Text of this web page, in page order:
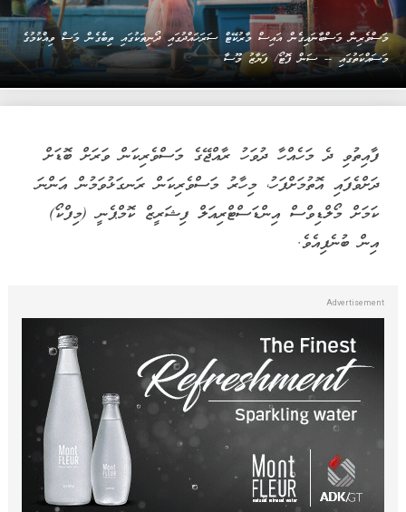
މަސްވެރިން މަސްބާނައިގެން އައިސް މާރުކޭޓް ސަރަހައްދުގައި ދޯނިތަކުގައި ތިބެގެން މަސް ވިއްކުމުގެ
މަސައްކަތުގައި -- ސަން ފޮޓޯ/ ފަޔާޒު މޫސާ
ފާއިތުވި ދެ މަހެއްހާ ދުވަހު ރާއްޖޭގެ މަސްވެރިކަން ވަރަށް ބޮޑަށް
ދަށްވެފައި އޮތުމަށްފަހު، މިހާރު މަސްވެރިކަން ރަނގަޅުވަމުން އަންނަ
ކަމަށް މޯލްޑިވްސް އިންޑަސްޓްރިއަލް ފިޝަރީޒް ކޮމްޕެނީ (މިފްކޯ)
އިން ބުނެފިއެވެ.